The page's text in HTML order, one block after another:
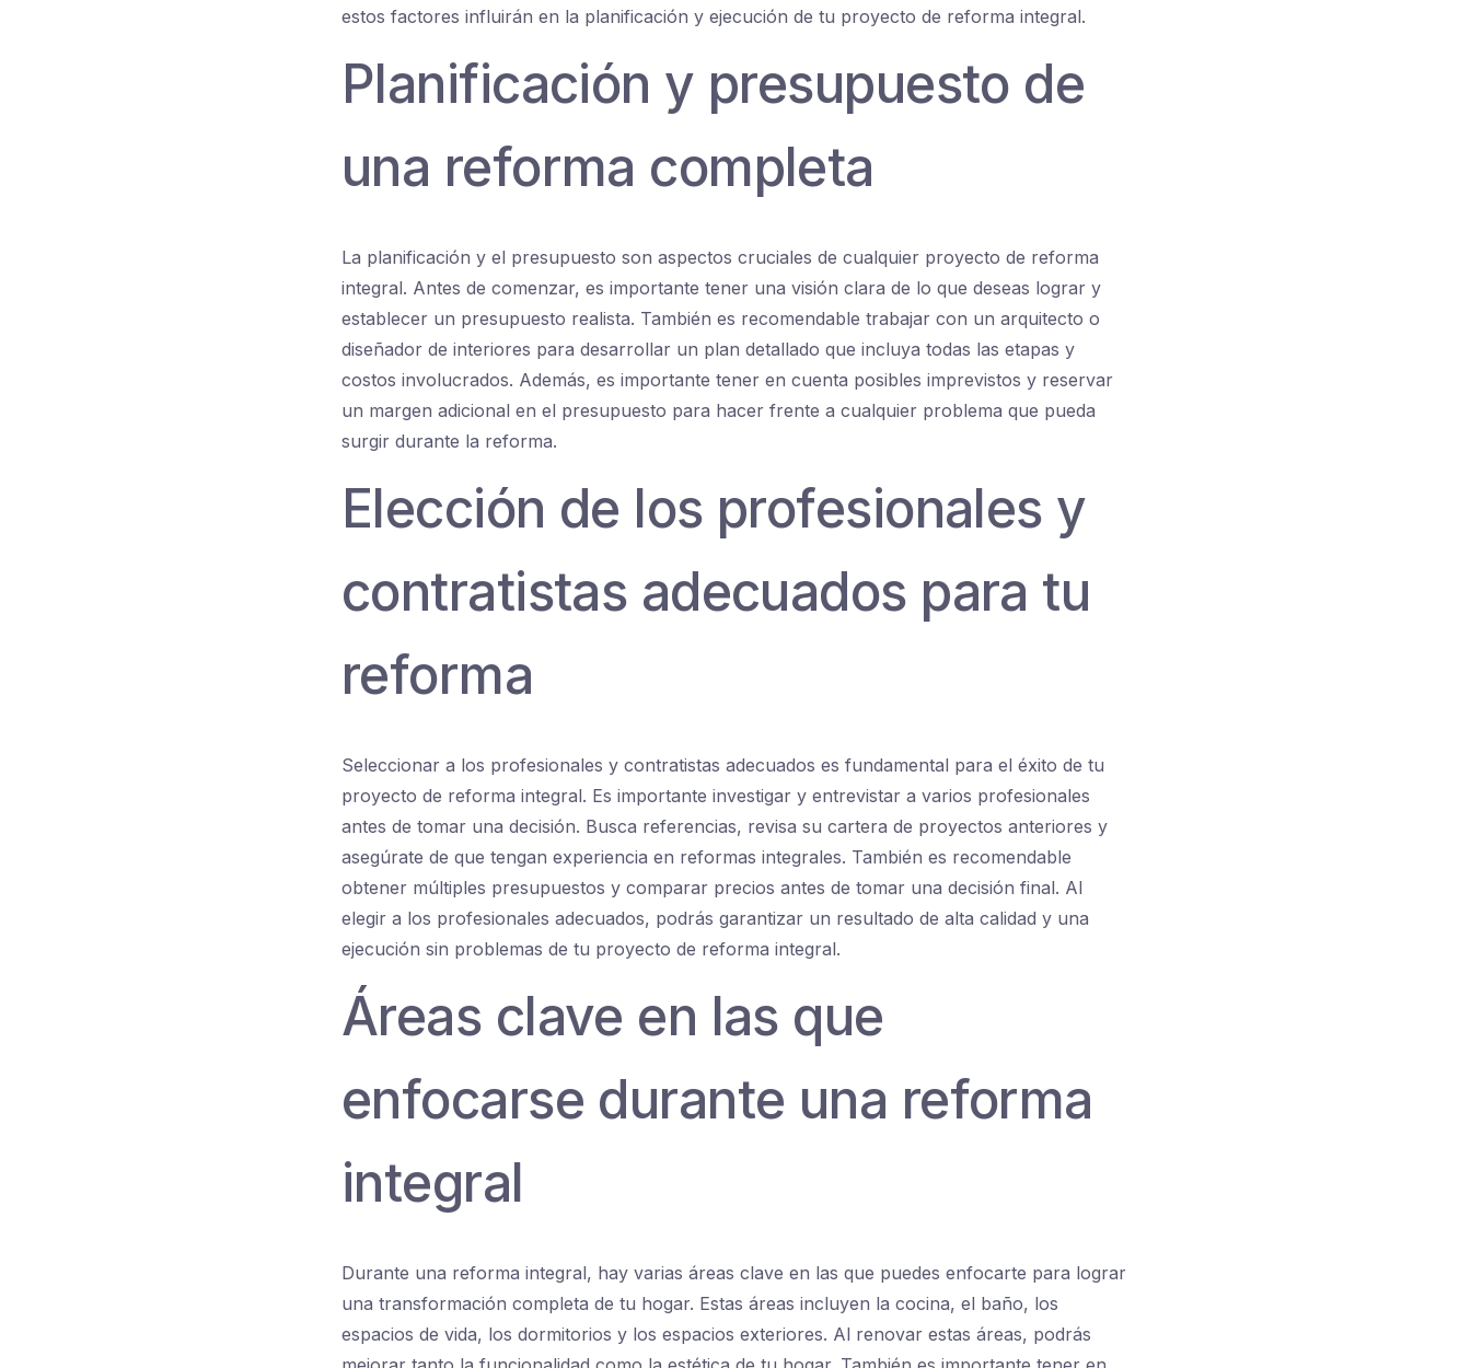
estos factores influirán en la planificación y ejecución de tu proyecto de reforma integral.
Planificación y presupuesto de
una reforma completa
La planificación y el presupuesto son aspectos cruciales de cualquier proyecto de reforma
integral. Antes de comenzar, es importante tener una visión clara de lo que deseas lograr y
establecer un presupuesto realista. También es recomendable trabajar con un arquitecto o
diseñador de interiores para desarrollar un plan detallado que incluya todas las etapas y
costos involucrados. Además, es importante tener en cuenta posibles imprevistos y reservar
un margen adicional en el presupuesto para hacer frente a cualquier problema que pueda
surgir durante la reforma.
Elección de los profesionales y
contratistas adecuados para tu
reforma
Seleccionar a los profesionales y contratistas adecuados es fundamental para el éxito de tu
proyecto de reforma integral. Es importante investigar y entrevistar a varios profesionales
antes de tomar una decisión. Busca referencias, revisa su cartera de proyectos anteriores y
asegúrate de que tengan experiencia en reformas integrales. También es recomendable
obtener múltiples presupuestos y comparar precios antes de tomar una decisión final. Al
elegir a los profesionales adecuados, podrás garantizar un resultado de alta calidad y una
ejecución sin problemas de tu proyecto de reforma integral.
Áreas clave en las que
enfocarse durante una reforma
integral
Durante una reforma integral, hay varias áreas clave en las que puedes enfocarte para lograr
una transformación completa de tu hogar. Estas áreas incluyen la cocina, el baño, los
espacios de vida, los dormitorios y los espacios exteriores. Al renovar estas áreas, podrás